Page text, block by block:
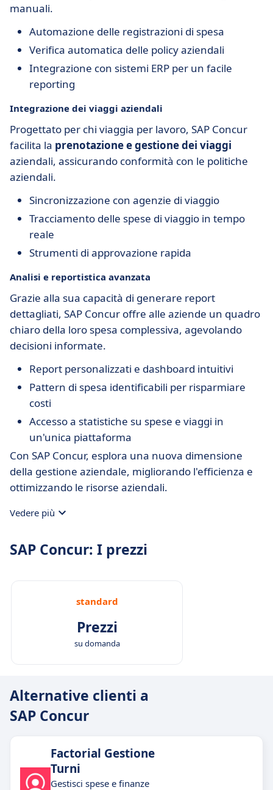
manuali.
Automazione delle registrazioni di spesa
Verifica automatica delle policy aziendali
Integrazione con sistemi ERP per un facile
reporting
Integrazione dei viaggi aziendali
Progettato per chi viaggia per lavoro, SAP Concur
facilita la prenotazione e gestione dei viaggi
aziendali, assicurando conformità con le politiche
aziendali.
Sincronizzazione con agenzie di viaggio
Tracciamento delle spese di viaggio in tempo
reale
Strumenti di approvazione rapida
Analisi e reportistica avanzata
Grazie alla sua capacità di generare report
dettagliati, SAP Concur offre alle aziende un quadro
chiaro della loro spesa complessiva, agevolando
decisioni informate.
Report personalizzati e dashboard intuitivi
Pattern di spesa identificabili per risparmiare
costi
Accesso a statistiche su spese e viaggi in
un'unica piattaforma
Con SAP Concur, esplora una nuova dimensione
della gestione aziendale, migliorando l'efficienza e
ottimizzando le risorse aziendali.
Vedere più
SAP Concur: I prezzi
standard
Prezzi
su domanda
Alternative clienti a
SAP Concur
Factorial Gestione
Turni
Gestisci spese e finanze